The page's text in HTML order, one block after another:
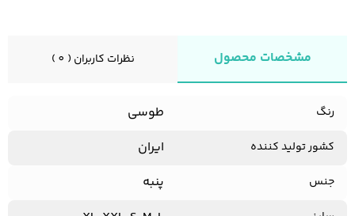
مشخصات محصول نظرات کاربران ( 0 )
رنگ طوسی
کشور تولید کننده ایران
جنس پنبه